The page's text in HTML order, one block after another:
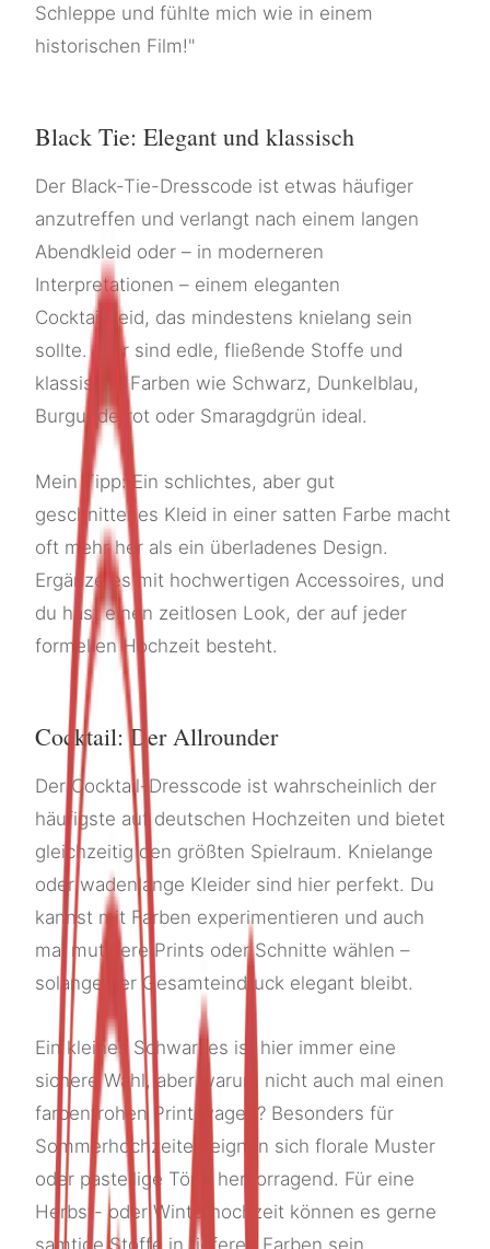
Schleppe und fühlte mich wie in einem
historischen Film!"
Black Tie: Elegant und klassisch
Der Black-Tie-Dresscode ist etwas häufiger
anzutreffen und verlangt nach einem langen
Abendkleid oder – in moderneren
Interpretationen – einem eleganten
Cocktailkleid, das mindestens knielang sein
sollte. Hier sind edle, fließende Stoffe und
klassische Farben wie Schwarz, Dunkelblau,
Burgunderrot oder Smaragdgrün ideal.
Mein Tipp: Ein schlichtes, aber gut
geschnittenes Kleid in einer satten Farbe macht
oft mehr her als ein überladenes Design.
Ergänze es mit hochwertigen Accessoires, und
du hast einen zeitlosen Look, der auf jeder
formellen Hochzeit besteht.
Cocktail: Der Allrounder
Der Cocktail-Dresscode ist wahrscheinlich der
häufigste auf deutschen Hochzeiten und bietet
gleichzeitig den größten Spielraum. Knielange
oder wadenlange Kleider sind hier perfekt. Du
kannst mit Farben experimentieren und auch
mal mutigere Prints oder Schnitte wählen –
solange der Gesamteindruck elegant bleibt.
Ein kleines Schwarzes ist hier immer eine
sichere Wahl, aber warum nicht auch mal einen
farbenfrohen Print wagen? Besonders für
Sommerhochzeiten eignen sich florale Muster
oder pastellige Töne hervorragend. Für eine
Herbst- oder Winterhochzeit können es gerne